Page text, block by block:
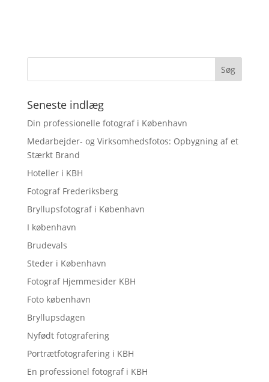
Seneste indlæg
Din professionelle fotograf i København
Medarbejder- og Virksomhedsfotos: Opbygning af et
Stærkt Brand
Hoteller i KBH
Fotograf Frederiksberg
Bryllupsfotograf i København
I københavn
Brudevals
Steder i København
Fotograf Hjemmesider KBH
Foto københavn
Bryllupsdagen
Nyfødt fotografering
Portrætfotografering i KBH
En professionel fotograf i KBH